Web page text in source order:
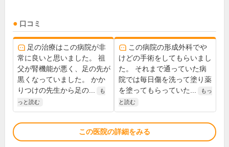
口コミ
足の治療はこの病院が非
常に良いと思いました。 祖
父が腎機能が悪く、足の先が
黒くなっていました。 かか
りつけの先生から足の...
も
っと読む
この病院の形成外科でや
けどの手術をしてもらいまし
た。 それまで通っていた病
院では毎日傷を洗って塗り薬
を塗ってもらっていた...
もっ
と読む
この医院の詳細をみる